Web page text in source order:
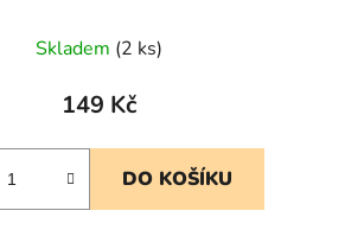
Skladem (2 ks)
149 Kč
DO KOŠÍKU